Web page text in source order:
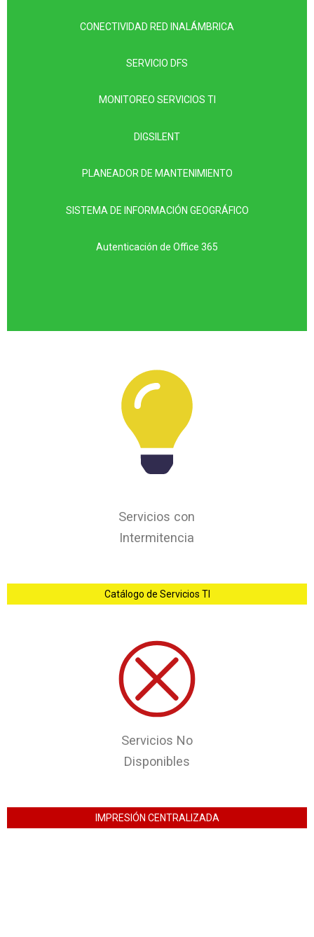
CONECTIVIDAD RED INALÁMBRICA
SERVICIO DFS
MONITOREO SERVICIOS TI
DIGSILENT
PLANEADOR DE MANTENIMIENTO
SISTEMA DE INFORMACIÓN GEOGRÁFICO
Autenticación de Office 365
Servicios con
Intermitencia
Catálogo de Servicios TI
Servicios No
Disponibles
IMPRESIÓN CENTRALIZADA